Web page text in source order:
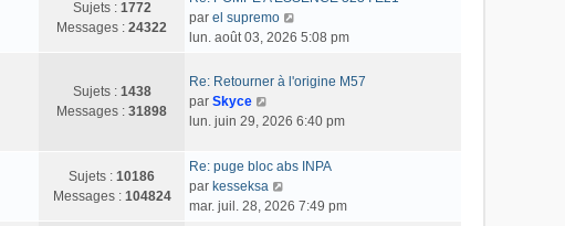
r
n
i
r
e
s
a
g
e
e
d
e
i
e
r
s
u
l
e
l
d
e
r
Sujets : 1772
Messages : 24322
par el supremo
o
s
l
r
e
lun. août 03, 2026 5:08 pm
Sujets : 1438
Messages : 31898
Re: Retourner à l'origine M57
par Skyce
o
s
u
l
lun. juin 29, 2026 6:40 pm
Sujets : 10186
Messages : 104824
Re: puge bloc abs INPA
par kesseksa
o
mar. juil. 28, 2026 7:49 pm